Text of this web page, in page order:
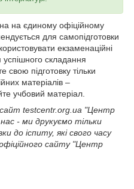
на єдиному офіційному
для самопідготовки
екзаменаційні
складання
свою підготовку тільки
матеріалів –
учбовий матеріал.
testcentr.org.ua "Центр
- ми друкуємо тільки
до іспиту, які свого часу
сайту "Центр